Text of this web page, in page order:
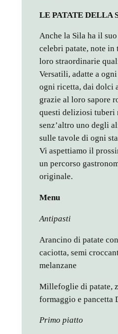
LE PATATE DELLA
Anche la Sila ha il
celebri patate, note in
loro straordinarie
Versatili, adatte a
ogni ricetta, dai dolci
grazie al loro sapore
questi deliziosi tuberi
senz’altro uno degli
sulle tavole di ogni
Vi aspettiamo il
un percorso
originale.
Menu
Antipasti
Arancino di patate
caciotta, semi
melanzane
Millefoglie di patate,
formaggio e pancetta
Primo piatto